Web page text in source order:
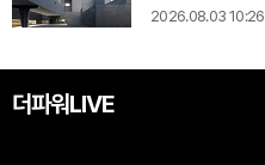
2026.08.03 10:26
더파워LIVE